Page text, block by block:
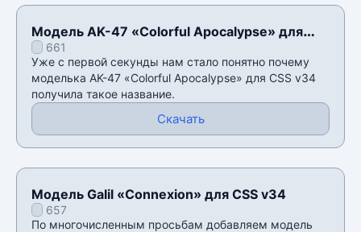
Модель AK-47 «Colorful Apocalypse» для
CSS v34
661
Уже с первой секунды нам стало понятно почему
моделька AK-47 «Colorful Apocalypse» для CSS v34
получила такое название.
Скачать
Модель Galil «Connexion» для CSS v34
657
По многочисленным просьбам добавляем модель